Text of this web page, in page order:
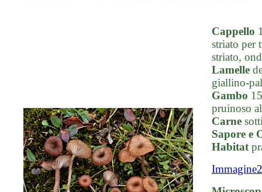
Cappello
striato per
striato,
Lamelle
giallino-
Gambo
pruinoso
Carne
Sapore e
Habitat
Immagine2